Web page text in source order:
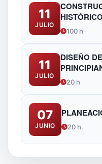
11
JULIO
HISTÓRICO
100 h
11
JULIO
DISEÑO
20 h
07
JUNIO 20 h.